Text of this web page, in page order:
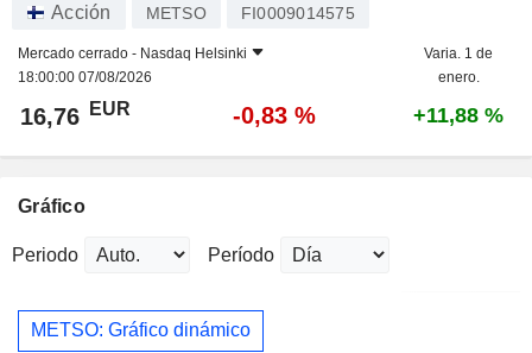
Acción METSO FI0009014575
Mercado cerrado - Nasdaq Helsinki
18:00:00 07/08/2026
Varia. 1 de
enero.
16,76 EUR -0,83 % +11,88 %
Gráfico
Periodo Período
METSO: Gráfico dinámico